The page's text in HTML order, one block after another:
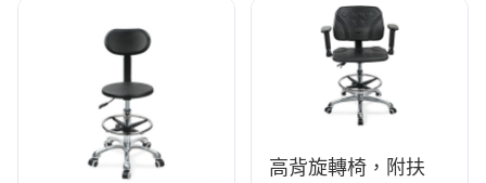
底座，適用於實驗
高背旋轉椅，附扶